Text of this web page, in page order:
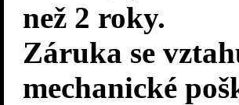
než 2 roky.
Záruka se
mechanické